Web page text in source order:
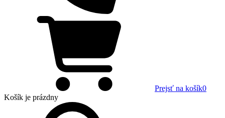
Prejsť na košík0
Košík je prázdny